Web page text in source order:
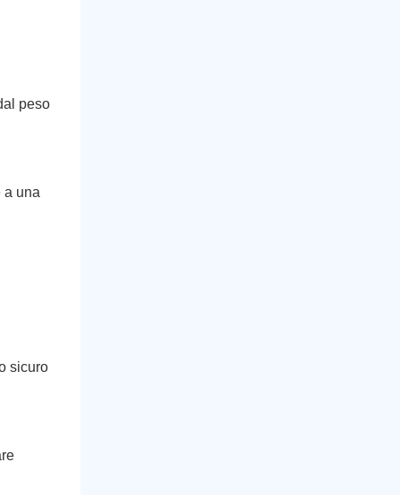
peso
a una
sicuro